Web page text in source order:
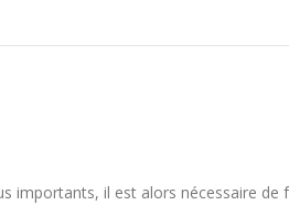
importants, il est alors nécessaire